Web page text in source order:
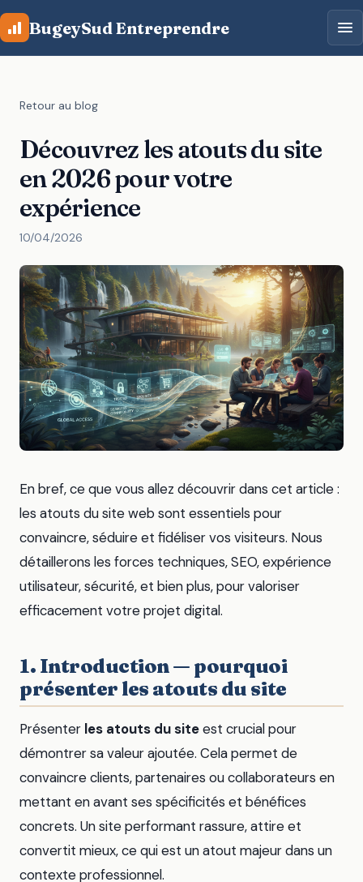
Aller au contenu principal
BugeySud Entreprendre
Retour au blog
Découvrez les atouts du site
en 2026 pour votre
expérience
10/04/2026
En bref, ce que vous allez découvrir dans cet article :
les atouts du site web sont essentiels pour
convaincre, séduire et fidéliser vos visiteurs. Nous
détaillerons les forces techniques, SEO, expérience
utilisateur, sécurité, et bien plus, pour valoriser
efficacement votre projet digital.
1. Introduction — pourquoi
présenter les atouts du site
Présenter les atouts du siteest crucial pour
démontrer sa valeur ajoutée. Cela permet de
convaincre clients, partenaires ou collaborateurs en
mettant en avant ses spécificités et bénéfices
concrets. Un site performant rassure, attire et
convertit mieux, ce qui est un atout majeur dans un
contexte professionnel.